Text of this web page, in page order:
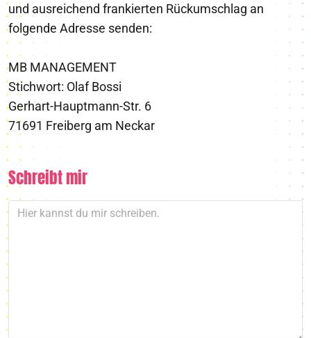
und ausreichend frankierten Rückumschlag an
folgende Adresse senden:
MB MANAGEMENT
Stichwort: Olaf Bossi
Gerhart-Hauptmann-Str. 6
71691 Freiberg am Neckar
Schreibt mir